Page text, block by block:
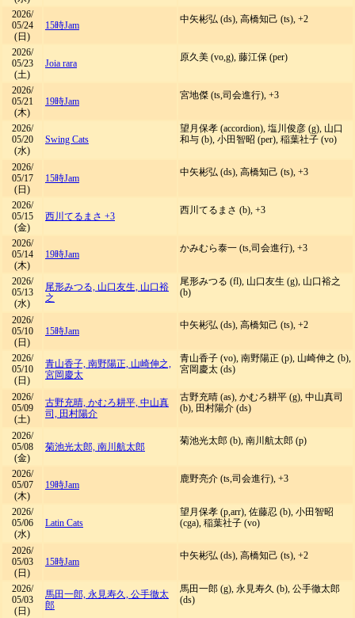
2026/
05/24
(日)
15時Jam
中矢彬弘 (ds), 高橋知己 (ts), +2
2026/
05/23
(土)
Joia rara
原久美 (vo,g), 藤江保 (per)
2026/
05/21
(木)
19時Jam
宮地傑 (ts,司会進行), +3
2026/
05/20
(水)
Swing Cats
望月保孝 (accordion), 塩川俊彦 (g), 山口
和与 (b), 小田智昭 (per), 稲葉社子 (vo)
2026/
05/17
(日)
15時Jam
中矢彬弘 (ds), 高橋知己 (ts), +3
2026/
05/15
(金)
西川てるまさ +3
西川てるまさ (b), +3
2026/
05/14
(木)
19時Jam
かみむら泰一 (ts,司会進行), +3
2026/
05/13
(水)
尾形みつる, 山口友生, 山口裕
之
尾形みつる (fl), 山口友生 (g), 山口裕之
(b)
2026/
05/10
(日)
15時Jam
中矢彬弘 (ds), 高橋知己 (ts), +2
2026/
05/10
(日)
青山香子, 南野陽正, 山崎伸之,
宮岡慶太
青山香子 (vo), 南野陽正 (p), 山崎伸之 (b),
宮岡慶太 (ds)
2026/
05/09
(土)
古野充晴, かむろ耕平, 中山真
司, 田村陽介
古野充晴 (as), かむろ耕平 (g), 中山真司
(b), 田村陽介 (ds)
2026/
05/08
(金)
菊池光太郎, 南川航太郎
菊池光太郎 (b), 南川航太郎 (p)
2026/
05/07
(木)
19時Jam
鹿野亮介 (ts,司会進行), +3
2026/
05/06
(水)
Latin Cats
望月保孝 (p,arr), 佐藤忍 (b), 小田智昭
(cga), 稲葉社子 (vo)
2026/
05/03
(日)
15時Jam
中矢彬弘 (ds), 高橋知己 (ts), +2
2026/
05/03
(日)
馬田一郎, 永見寿久, 公手徹太
郎
馬田一郎 (g), 永見寿久 (b), 公手徹太郎
(ds)